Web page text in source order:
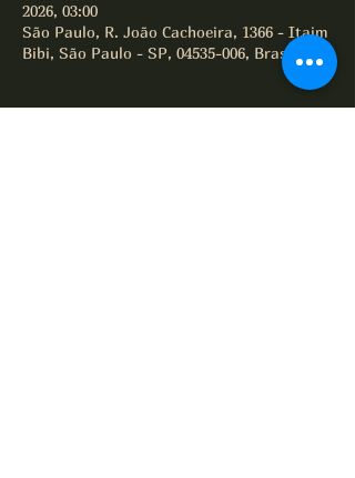
2026, 03:00
São Paulo, R. João Cachoeira, 1366 - Itaim
Bibi, São Paulo - SP, 04535-006, Brasil